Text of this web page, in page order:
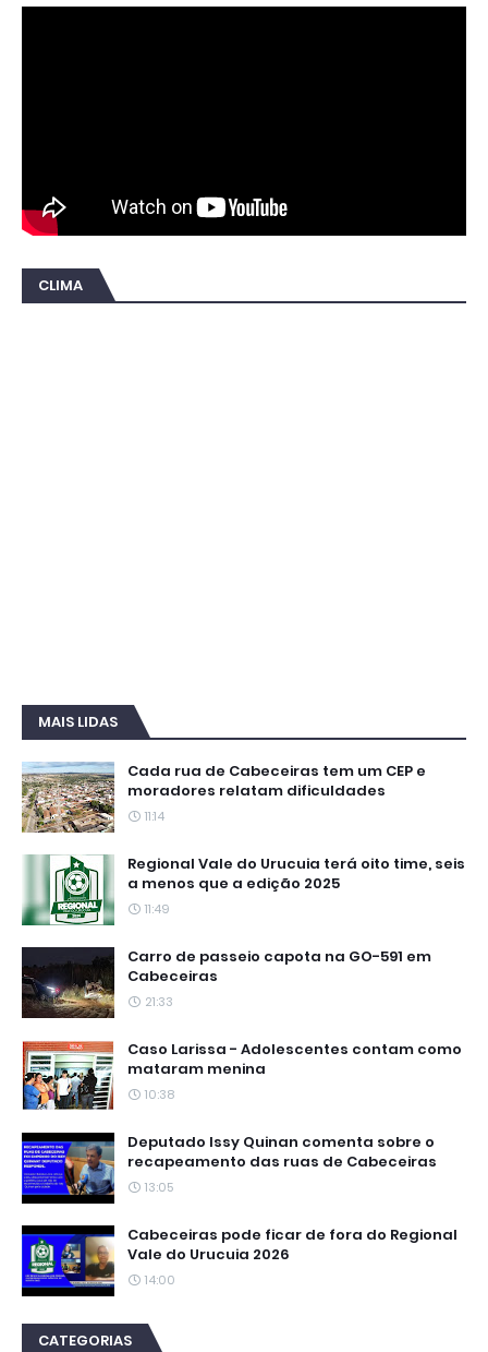
CLIMA
MAIS LIDAS
Cada rua de Cabeceiras tem um CEP e
moradores relatam dificuldades
11:14
Regional Vale do Urucuia terá oito time, seis
a menos que a edição 2025
11:49
Carro de passeio capota na GO-591 em
Cabeceiras
21:33
Caso Larissa - Adolescentes contam como
mataram menina
10:38
Deputado Issy Quinan comenta sobre o
recapeamento das ruas de Cabeceiras
13:05
Cabeceiras pode ficar de fora do Regional
Vale do Urucuia 2026
14:00
CATEGORIAS